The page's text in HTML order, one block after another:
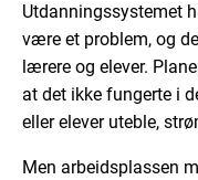
Utdanningssystemet
være et problem, og
lærere og elever.
at det ikke fungerte i
eller elever uteble,
Men arbeidsplassen